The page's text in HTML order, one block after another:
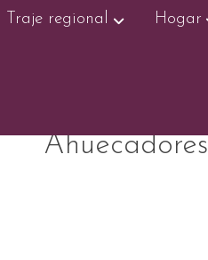
Traje regional Hogar
Ahuecadores